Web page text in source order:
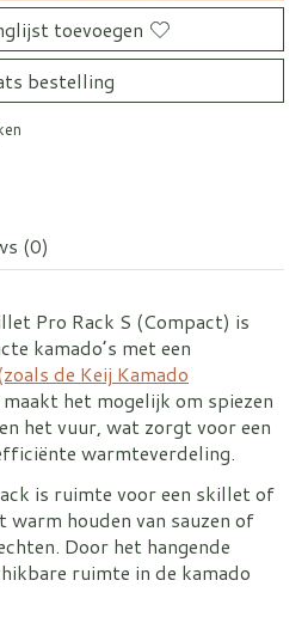
toevoegen
bestelling
(0)
Pro Rack S (Compact) is
kamado’s met een
de Keij Kamado
het mogelijk om spiezen
het vuur, wat zorgt voor een
warmteverdeling.
is ruimte voor een skillet of
warm houden van sauzen of
Door het hangende
ruimte in de kamado